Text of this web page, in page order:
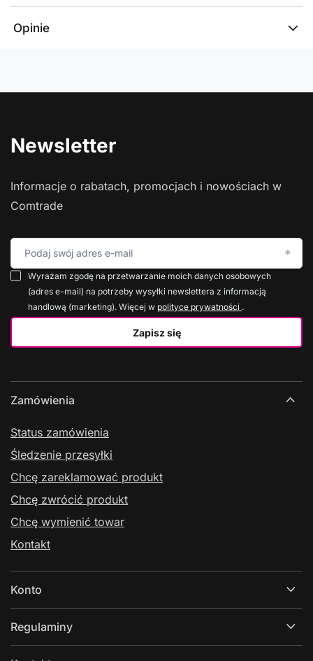
Opinie
Newsletter
Informacje o rabatach, promocjach i nowościach w
Comtrade
Podaj swój adres e-mail
Zapisz się
Wyrażam zgodę na przetwarzanie moich danych osobowych
(adres e-mail) na potrzeby wysyłki newslettera z informacją
handlową (marketing). Więcej w polityce prywatności .
Zamówienia
Status zamówienia
Śledzenie przesyłki
Chcę zareklamować produkt
Chcę zwrócić produkt
Chcę wymienić towar
Kontakt
Konto
Regulaminy